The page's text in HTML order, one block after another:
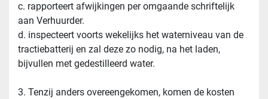
c. rapporteert afwijkingen per omgaande schriftelijk
aan Verhuurder.
d. inspecteert voorts wekelijks het waterniveau van de
tractiebatterij en zal deze zo nodig, na het laden,
bijvullen met gedestilleerd water.
3. Tenzij anders overeengekomen, komen de kosten